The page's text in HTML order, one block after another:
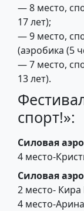
— 8 место,
17 лет);
— 9 место,
(аэробика (5
— 7 место,
13 лет).
спорт!»:
Силовая
4 место-
Силовая
2 место-
4 место-